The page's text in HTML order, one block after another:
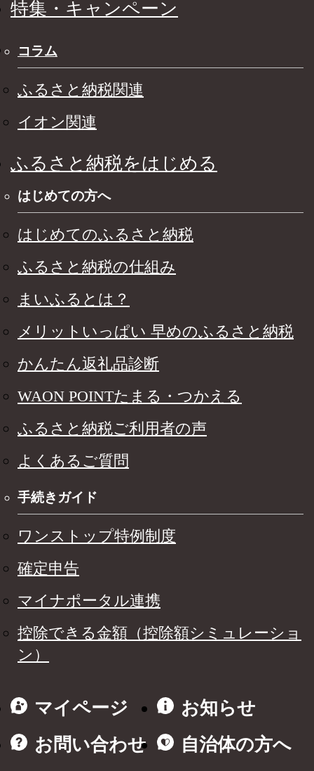
特集・キャンペーン
コラム
ふるさと納税関連
イオン関連
ふるさと納税をはじめる
はじめての方へ
はじめてのふるさと納税
ふるさと納税の仕組み
まいふるとは？
メリットいっぱい 早めのふるさと納税
かんたん返礼品診断
WAON POINTたまる・つかえる
ふるさと納税ご利用者の声
よくあるご質問
手続きガイド
ワンストップ特例制度
確定申告
マイナポータル連携
控除できる金額（控除額シミュレーショ
ン）
マイページ
お知らせ
お問い合わせ
自治体の方へ